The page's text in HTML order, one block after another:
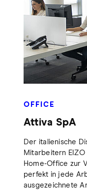
OFFICE
Attiva SpA
Der italienische
Mitarbeitern EIZO
Home-Office zur
perfekt in jede
ausgezeichnete